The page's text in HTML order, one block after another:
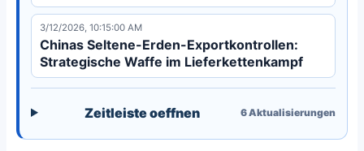
3/12/2026, 10:15:00 AM
Chinas Seltene-Erden-Exportkontrollen:
Strategische Waffe im Lieferkettenkampf
Zeitleiste oeffnen 6Aktualisierungen